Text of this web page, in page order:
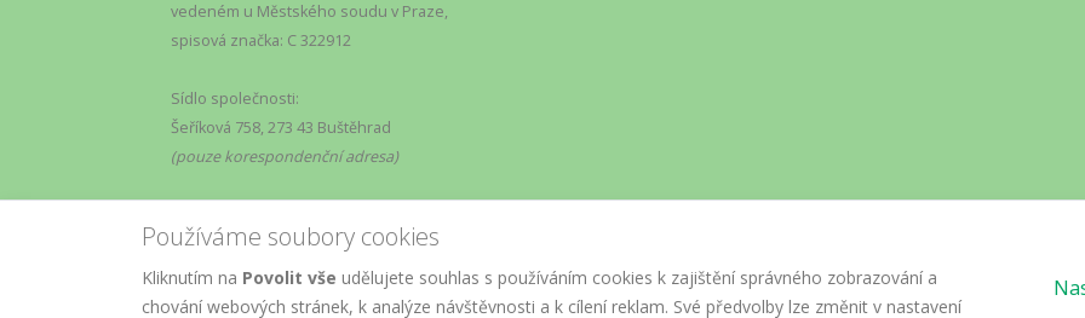
Používáme soubory cookies
Kliknutím na Povolit vše udělujete souhlas s používáním cookies k zajištění správného zobrazování a
chování webových stránek, k analýze návštěvnosti a k cílení reklam. Své předvolby lze změnit v nastavení
vedeném u Městského soudu v Praze,
spisová značka: C 322912
Sídlo společnosti:
Šeříková 758, 273 43 Buštěhrad
(pouze korespondenční adresa)